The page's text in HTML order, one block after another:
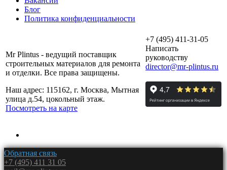
Блог
Политика конфиденциальности
Mr Plintus - ведущий поставщик
строительных материалов для ремонта
и отделки. Все права защищены.
Наш адрес: 115162, г. Москва, Мытная
улица д.54, цокольный этаж.
Посмотреть на карте
+7 (495) 411-31-05
Написать
руководству
director@mr-plintus.ru
Обратная связь
+7 (495) 411 31 05